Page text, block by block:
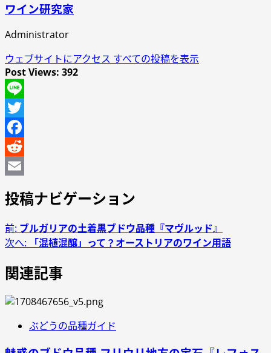
ワイン研究家
Administrator
ウェブサイトにアクセス すべての投稿を表示
Post Views: 392
Line
Twitter
Facebook
Reddit
投稿ナビゲーション
前: ブルガリアの土着黒ブドウ品種『マヴルッド』
次へ:
「混植混醸」って？オーストリアのワイン用語
関連記事
ぶどうの品種ガイド